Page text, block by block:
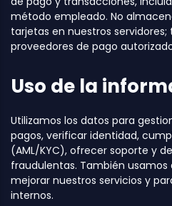
método empleado. No
tarjetas en nuestros
proveedores de pago
Uso de la
Utilizamos los datos para
pagos, verificar identidad,
(AML/KYC), ofrecer soporte y
fraudulentas. También
mejorar nuestros servicios y
internos.